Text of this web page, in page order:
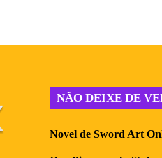
NÃO DEIXE DE
Novel de Sword Art